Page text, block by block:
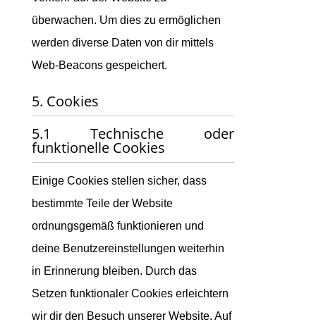
überwachen. Um dies zu ermöglichen
werden diverse Daten von dir mittels
Web-Beacons gespeichert.
5. Cookies
5.1 Technische oder
funktionelle Cookies
Einige Cookies stellen sicher, dass
bestimmte Teile der Website
ordnungsgemäß funktionieren und
deine Benutzereinstellungen weiterhin
in Erinnerung bleiben. Durch das
Setzen funktionaler Cookies erleichtern
wir dir den Besuch unserer Website. Auf